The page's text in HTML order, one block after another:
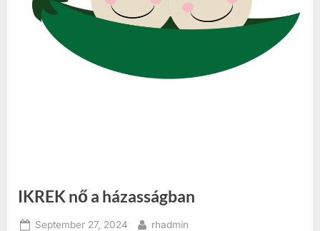
IKREK nő a házasságban
Posted
September 27, 2024 By
rhadmin